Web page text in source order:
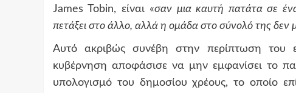
James Tobin, είναι «σαν μια καυτή πατάτα σε ένα
πετάξει στο άλλο, αλλά η ομάδα στο σύνολό της δεν
Αυτό ακριβώς συνέβη στην περίπτωση του
κυβέρνηση αποφάσισε να μην εμφανίσει το
υπολογισμό του δημοσίου χρέους, το οποίο